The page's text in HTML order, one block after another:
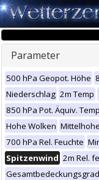
Parameter
500 hPa Geopot. Höhe
Niederschlag 2m Temp
850 hPa Pot. Äquiv. Temp
Hohe Wolken
700 hPa Rel. Feuchte
Spitzenwind 2m Rel.
Gesamtbedeckungsgrad